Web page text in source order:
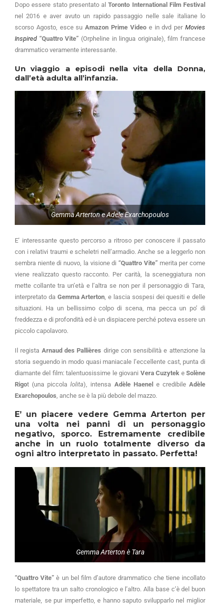
Dopo essere stato presentato alToronto International Film Festival
nel 2016 e aver avuto un rapido passaggio nelle sale italiane lo
scorso Agosto, esce suAmazon Prime Videoe in dvd perMovies
Inspired “Quattro Vite” (Orpheline in lingua originale), film francese
drammatico veramente interessante.
Un viaggio a episodi nella vita della Donna,
dall’età adulta all’infanzia.
Gemma Arterton e Adele Exarchopoulos
E’ interessante questo percorso a ritroso per conoscere il passato
con i relativi traumi e scheletri nell’armadio. Anche se a leggerlo non
sembra niente di nuovo, la visione di“Quattro Vite”merita per come
viene realizzato questo racconto. Per carità, la sceneggiatura non
mette collante tra un’età e l’altra se non per il personaggio di Tara,
interpretato da Gemma Arterton , e lascia sospesi dei quesiti e delle
situazioni. Ha un bellissimo colpo di scena, ma pecca un po’ di
freddezza e di profondità ed è un dispiacere perché poteva essere un
piccolo capolavoro.
Il regista Arnaud des Pallières dirige con sensibilità e attenzione la
storia seguendo in modo quasi maniacale l’eccellente cast, punta di
diamante del film: talentuosissime le giovani Vera Cuzytek eSolène
Rigot (una piccolalolita), intensa Adèle Haenele credibileAdèle
Exarchopoulos , anche se è la più debole del mazzo.
E’ un piacere vedere Gemma Arterton per
una volta nei panni di un personaggio
negativo, sporco. Estremamente credibile
anche in un ruolo totalmente diverso da
ogni altro interpretato in passato. Perfetta!
Gemma Arterton è Tara
“Quattro Vite” è un bel film d’autore drammatico che tiene incollato
lo spettatore tra un salto cronologico e l’altro. Alla base c’è del buon
materiale, se pur imperfetto, e hanno saputo svilupparlo nel miglior